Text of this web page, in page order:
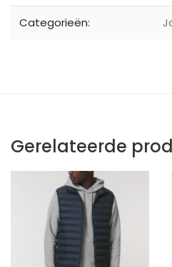
Categorieën:
Gerelateerde